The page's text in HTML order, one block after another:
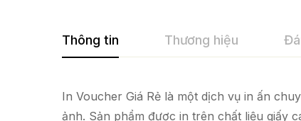
Thông tin Thương hiệu
In Voucher Giá Rẻ là một dịch vụ in ấn
ảnh. Sản phẩm được in trên chất liệu giấy